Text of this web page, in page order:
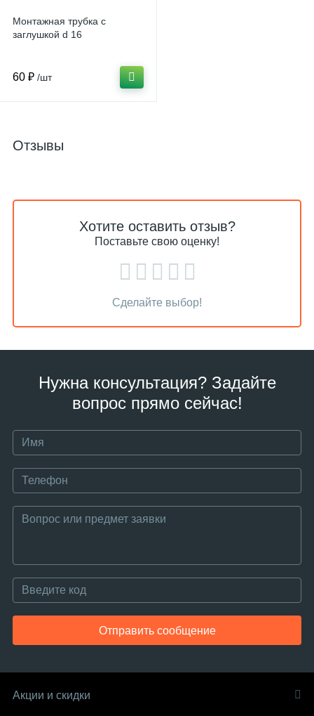
Монтажная трубка с
заглушкой d 16
60 ₽ /шт
Отзывы
Хотите оставить отзыв?
Поставьте свою оценку!
Сделайте выбор!
Нужна консультация? Задайте
вопрос прямо сейчас!
Отправить сообщение
Акции и скидки